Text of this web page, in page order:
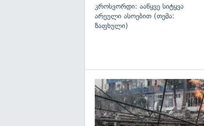
კროსვორდი: ააწყვე სიტყვა
არეული ასოებით (თემა:
ზაფხული)